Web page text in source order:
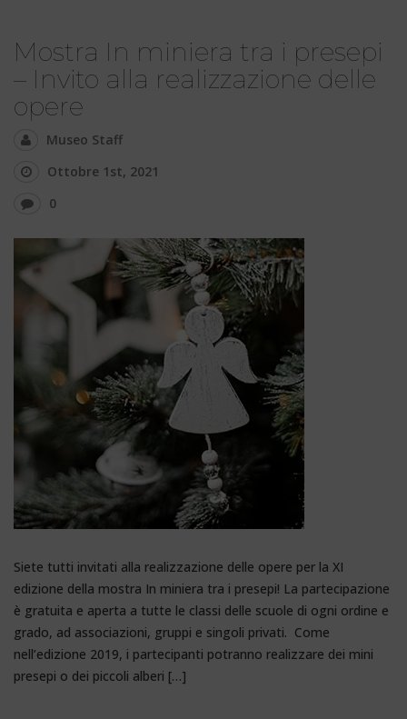
Mostra In miniera tra i presepi
– Invito alla realizzazione delle
opere
Museo Staff
Ottobre 1st, 2021
0
Siete tutti invitati alla realizzazione delle opere per la XI
edizione della mostra In miniera tra i presepi! La partecipazione
è gratuita e aperta a tutte le classi delle scuole di ogni ordine e
grado, ad associazioni, gruppi e singoli privati. Come
nell’edizione 2019, i partecipanti potranno realizzare dei mini
presepi o dei piccoli alberi […]